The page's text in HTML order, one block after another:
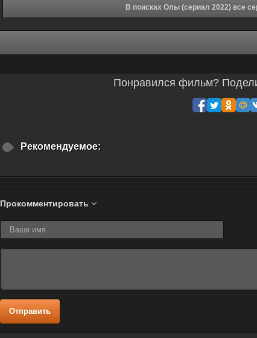
В поисках Олы (сериал 2022) все
Понравился фильм?
Рекомендуемое:
Прокомментировать
Отправить